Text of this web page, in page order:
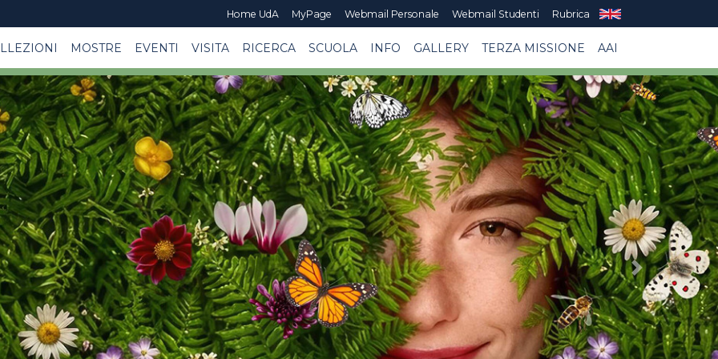
Home UdA MyPage Webmail Personale Webmail Studenti Rubrica
MOSTRE EVENTI VISITA RICERCA SCUOLA INFO GALLERY TERZA MISSIONE AAI
Next